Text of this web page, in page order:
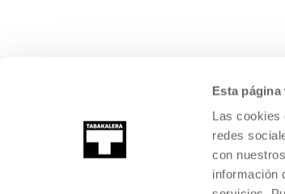
Esta
Las cookies
redes
con
información